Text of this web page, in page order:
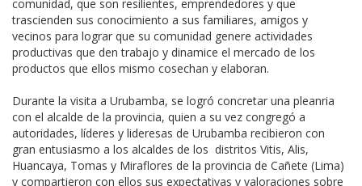
comunidad, que son resilientes, emprendedores y que
trascienden sus conocimiento a sus familiares, amigos y
vecinos para lograr que su comunidad genere actividades
productivas que den trabajo y dinamice el mercado de los
productos que ellos mismo cosechan y elaboran.
Durante la visita a Urubamba, se logró concretar una pleanria
con el alcalde de la provincia, quien a su vez congregó a
autoridades, líderes y lideresas de Urubamba recibieron con
gran entusiasmo a los alcaldes de los distritos Vitis, Alis,
Huancaya, Tomas y Miraflores de la provincia de Cañete (Lima)
y compartieron con ellos sus expectativas y valoraciones sobre